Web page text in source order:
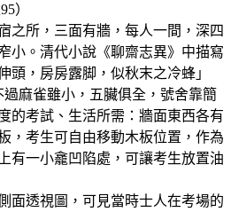
）
之所，三面有牆，每人一間，深四
小。清代小說《聊齋志異》中描寫
頭，房房露脚，似秋末之冷蜂」
過麻雀雖小，五臟俱全，號舍靠簡
的考試、生活所需：牆面東西各有
，考生可自由移動木板位置，作為
有一小龕凹陷處，可讓考生放置油
面透視圖，可見當時士人在考場的